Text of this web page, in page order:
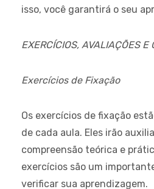
isso, você garantirá o seu
EXERCÍCIOS, AVALIAÇÕES E
Exercícios de Fixação
Os exercícios de fixação
de cada aula. Eles irão
compreensão teórica e
exercícios são um
verificar sua aprendizagem.